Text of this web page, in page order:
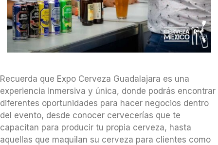
Recuerda que Expo Cerveza Guadalajara es una
experiencia inmersiva y única, donde podrás encontrar
diferentes oportunidades para hacer negocios dentro
del evento, desde conocer cervecerías que te
capacitan para producir tu propia cerveza, hasta
aquellas que maquilan su cerveza para clientes como